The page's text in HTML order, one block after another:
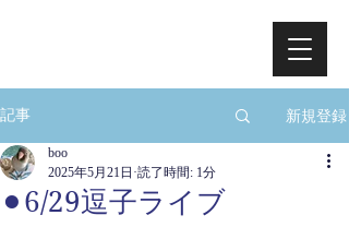
記事 新規登録
⚫︎6/29逗子ライブ
boo
2025年5月21日 読了時間: 1分